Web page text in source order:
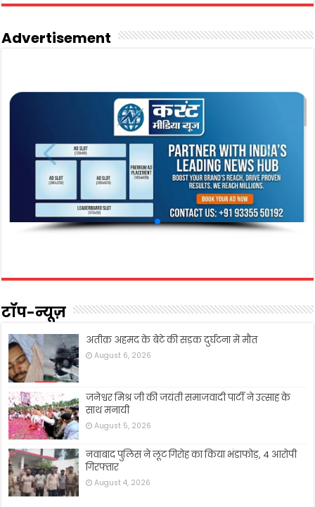
Advertisement
टॉप-न्यूज़
अतीक़ अहमद के बेटे की सड़क दुर्घटना में मौत
August 6, 2026
जनेश्वर मिश्र जी की जयंती समाजवादी पार्टी ने उत्साह के
साथ मनायी
August 5, 2026
नवाबाद पुलिस ने लूट गिरोह का किया भंडाफोड़, 4 आरोपी
गिरफ्तार
August 4, 2026